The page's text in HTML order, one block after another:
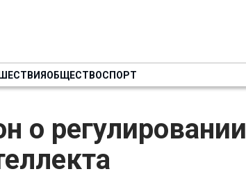
ОБЩЕСТВОСПОРТ
о регулировании